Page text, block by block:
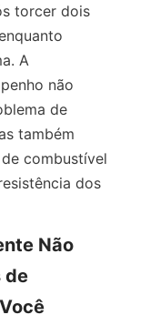
torcer dois
A
não
de
também
combustível
dos
Não
de